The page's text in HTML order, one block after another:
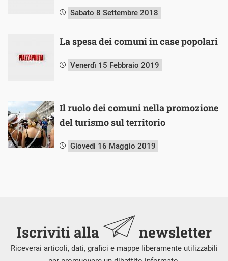
Sabato 8 Settembre 2018
La spesa dei comuni in case popolari
Venerdì 15 Febbraio 2019
Il ruolo dei comuni nella promozione
del turismo sul territorio
Giovedì 16 Maggio 2019
Iscriviti alla newsletter
Riceverai articoli, dati, grafici e mappe liberamente utilizzabili